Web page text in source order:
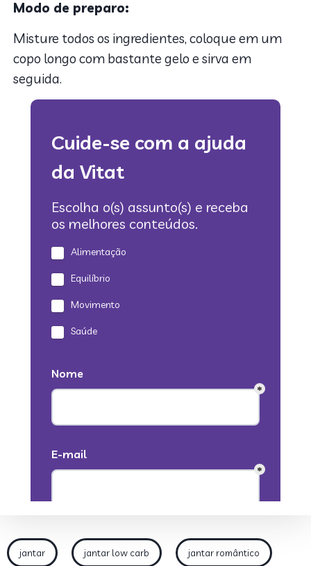
Modo de preparo:
Misture todos os ingredientes, coloque em um
copo longo com bastante gelo e sirva em
seguida.
jantar jantar low carb jantar romântico